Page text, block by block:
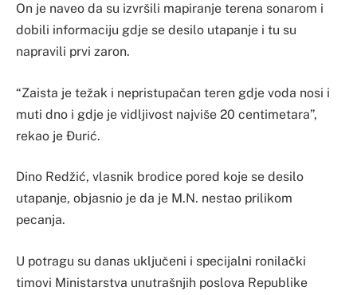
On je naveo da su izvršili mapiranje terena sonarom i
dobili informaciju gdje se desilo utapanje i tu su
napravili prvi zaron.
“Zaista je težak i nepristupačan teren gdje voda nosi i
muti dno i gdje je vidljivost najviše 20 centimetara”,
rekao je Đurić.
Dino Redžić, vlasnik brodice pored koje se desilo
utapanje, objasnio je da je M.N. nestao prilikom
pecanja.
U potragu su danas uključeni i specijalni ronilački
timovi Ministarstva unutrašnjih poslova Republike